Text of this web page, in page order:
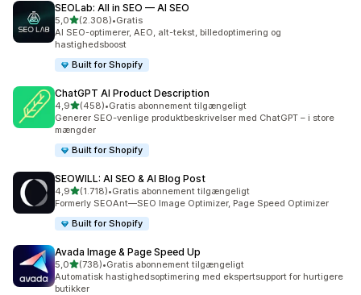
SEOLab: All in SEO — AI SEO
5,0ud af 5 stjerner
(2.308)
2308 anmeldelser i alt
•Gratis
AI SEO-optimerer, AEO, alt-tekst, billedoptimering og
hastighedsboost
Built for Shopify
ChatGPT AI Product Description
4,9ud af 5 stjerner
(458)
458 anmeldelser i alt
•Gratis abonnement tilgængeligt
Generer SEO-venlige produktbeskrivelser med ChatGPT – i store
mængder
Built for Shopify
SEOWILL: AI SEO & AI Blog Post
4,9ud af 5 stjerner
(1.718)
1718 anmeldelser i alt
•Gratis abonnement tilgængeligt
Formerly SEOAnt—SEO Image Optimizer, Page Speed Optimizer
Built for Shopify
Avada Image & Page Speed Up
5,0ud af 5 stjerner
(738)
738 anmeldelser i alt
•Gratis abonnement tilgængeligt
Automatisk hastighedsoptimering med ekspertsupport for hurtigere
butikker